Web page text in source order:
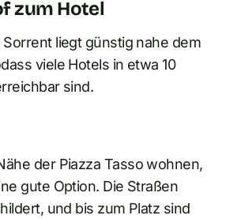
zum Hotel
liegt günstig nahe dem
viele Hotels in etwa 10
sind.
der Piazza Tasso wohnen,
gute Option. Die Straßen
und bis zum Platz sind